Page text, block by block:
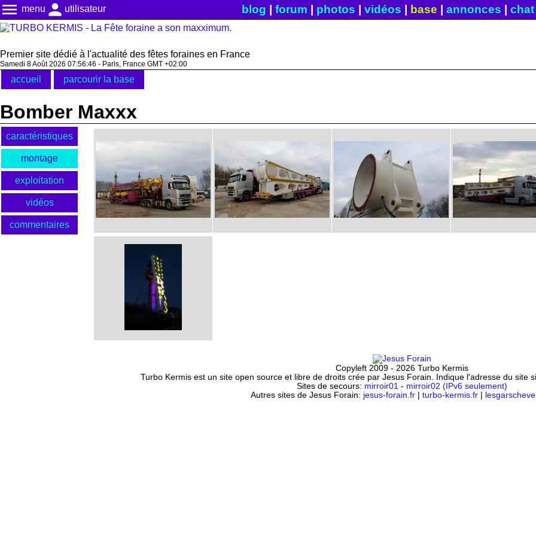
menu menu person utilisateur blog forum photos vidéos base annonces chat|
Premier site dédié à l'actualité des fêtes foraines en France
Samedi 8 Août 2026 07:56:46 - Paris, France GMT +02:00
accueil parcourir la base
Bomber Maxxx
caractéristiques
montage
exploitation
vidéos
commentaires
Copyleft 2009 - 2026 Turbo Kermis
Turbo Kermis est un site open source et libre de droits crée par Jesus Forain. Indique l'adresse du site
Sites de secours: mirroir01 - mirroir02 (IPv6 seulement)
Autres sites de Jesus Forain: jesus-forain.fr| turbo-kermis.fr|